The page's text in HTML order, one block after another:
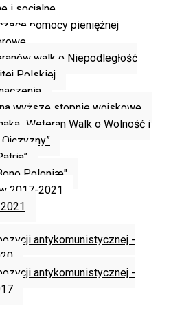
i socjalne
pomocy pieniężnej
walk o Niepodległość
Polskiej
wyższe stopnie wojskowe
„Weteran Walk o Wolność i
Poloniæ"
2017-2021
antykomunistycznej -
antykomunistycznej -